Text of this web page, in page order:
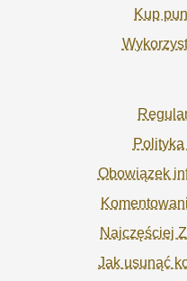
Kup
Obowiązek
Najczęściej
Jak usunąć